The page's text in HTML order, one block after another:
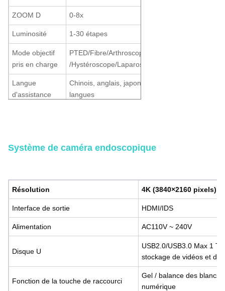
ZOOM D 0-8x
Luminosité 1-30 étapes
Mode objectif
pris en charge
PTED/Fibre/Arthroscope/Cystoscope
/Hystéroscope/Laparoscope/ORL/Personnalisé
Langue
d'assistance
Chinois, anglais, japonais, coréen et autres
langues
Système de caméra endoscopique
Résolution 4K (3840×2160 pixels),
Interface de sortie HDMI/IDS
Alimentation AC110V ~ 240V
Disque U
USB2.0/USB3.0 Max 1
stockage de vidéos et de
Fonction de la touche de raccourci
Gel / balance des blancs
numérique